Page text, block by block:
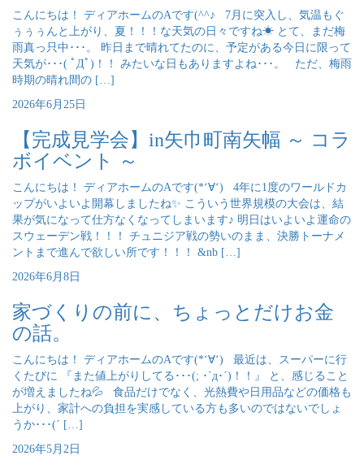
こんにちは！ ディアホームのAです(^^♪ 7月に突入し、気温もぐ
ぅぅぅんと上がり、夏！！！な天気の日々ですね☀ とて、まだ梅
雨真っ只中･･･。 昨日まで晴れてたのに、予定がある今日に限って
天気が･･･( ﾟДﾟ)！！ みたいな日もありますよね･･･。 ただ、梅雨
時期の晴れ間の […]
2026年6月25日
【完成見学会】in矢巾町南矢幅 ～ コラ
ボイベント ～
こんにちは！ ディアホームのAです(*‘∀‘) 4年に1度のワールドカ
ップがいよいよ開幕しましたね✨ こういう世界規模の大会は、結
果が気になって仕方なくなってしまいます♪ 明日はいよいよ運命の
スウェーデン戦！！！ チュニジア戦の勢いのまま、決勝トーナメ
ントまで進んで欲しい所です！！！ &nb […]
2026年6月8日
家づくりの前に、ちょっとだけお金
の話。
こんにちは！ ディアホームのAです(*‘∀‘) 最近は、スーパーに行
くたびに 『また値上がりしてる･･･(; ･`д･´)！！』 と、感じること
が増えましたね💦 食品だけでなく、光熱費や日用品などの価格も
上がり、家計への負担を実感している方も多いのではないでしょ
うか･･･(´ […]
2026年5月2日